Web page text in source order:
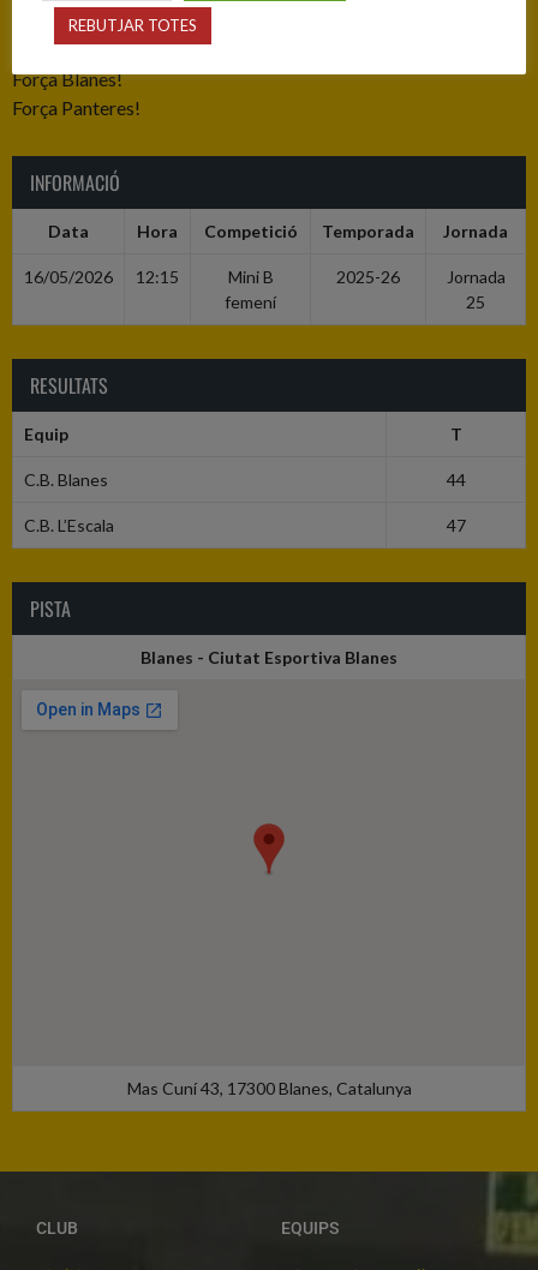
per a tots dos equips.
Avui, més que mai…
Força Blanes!
Força Panteres!
INFORMACIÓ
Data Hora Competició Temporada Jornada
16/05/2026 12:15
Mini B
femení
2025-26
Jornada
25
RESULTATS
Equip T
C.B. Blanes 44
C.B. L’Escala 47
PISTA
Blanes - Ciutat Esportiva Blanes
Mas Cuní 43, 17300 Blanes, Catalunya
CLUB EQUIPS
REBUTJAR TOTES